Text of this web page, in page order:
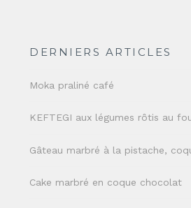
DERNIERS ARTICLES
Moka praliné café
KEFTEGI aux légumes rôtis au
Gâteau marbré à la pistache,
Cake marbré en coque chocolat